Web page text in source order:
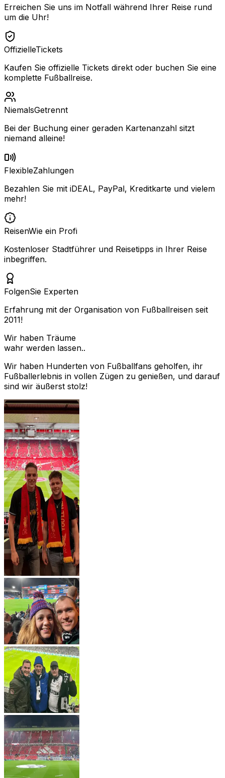
Erreichen Sie uns im Notfall während Ihrer Reise rund
um die Uhr!
OffizielleTickets
Kaufen Sie offizielle Tickets direkt oder buchen Sie eine
komplette Fußballreise.
NiemalsGetrennt
Bei der Buchung einer geraden Kartenanzahl sitzt
niemand alleine!
FlexibleZahlungen
Bezahlen Sie mit iDEAL, PayPal, Kreditkarte und vielem
mehr!
ReisenWie ein Profi
Kostenloser Stadtführer und Reisetipps in Ihrer Reise
inbegriffen.
FolgenSie Experten
Erfahrung mit der Organisation von Fußballreisen seit
2011!
Wir haben Träume
wahr werden lassen..
Wir haben Hunderten von Fußballfans geholfen, ihr
Fußballerlebnis in vollen Zügen zu genießen, und darauf
sind wir äußerst stolz!